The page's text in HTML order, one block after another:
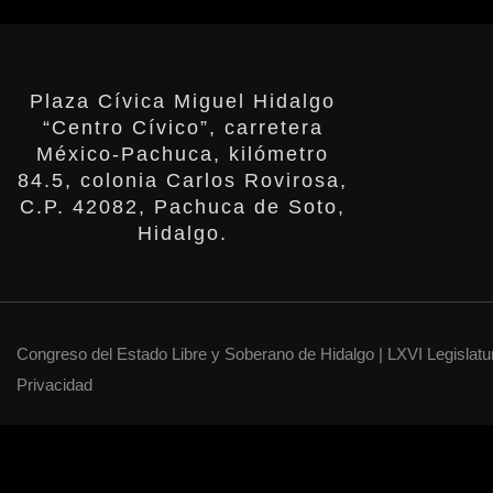
Plaza Cívica Miguel Hidalgo
“Centro Cívico”, carretera
México-Pachuca, kilómetro
84.5, colonia Carlos Rovirosa,
C.P. 42082, Pachuca de Soto,
Hidalgo.
Congreso del Estado Libre y Soberano de Hidalgo | LXVI
Privacidad